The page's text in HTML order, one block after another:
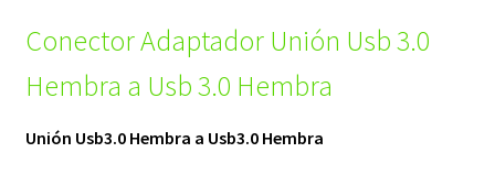
Conector Adaptador Unión Usb 3.0
Hembra a Usb 3.0 Hembra
Unión Usb3.0 Hembra a Usb3.0 Hembra